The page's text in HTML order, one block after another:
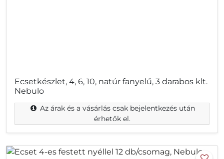
Ecsetkészlet, 4, 6, 10, natúr fanyelű, 3 darabos klt.
Nebulo
Az árak és a vásárlás csak bejelentkezés után
érhetők el.